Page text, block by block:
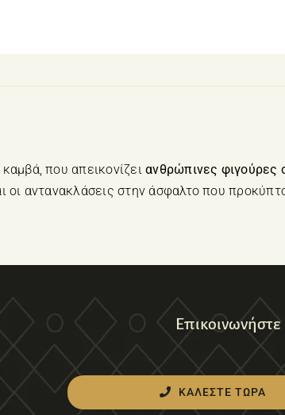
που απεικονίζειανθρώπινες φιγούρες
οι αντανακλάσεις στην άσφαλτο που
ΚΑΛΕΣΤΕ ΤΩΡΑ